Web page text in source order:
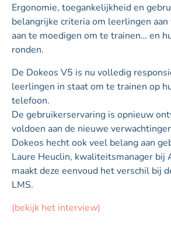
Ergonomie, toegankelijkheid en
belangrijke criteria om leerlingen
aan te moedigen om te trainen… en
ronden.
De Dokeos V5 is nu volledig
leerlingen in staat om te trainen op
telefoon.
De gebruikerservaring is opnieuw
voldoen aan de nieuwe
Dokeos hecht ook veel belang aan
Laure Heuclin, kwaliteitsmanager bij
maakt deze eenvoud het verschil bij
LMS.
(bekijk het interview)